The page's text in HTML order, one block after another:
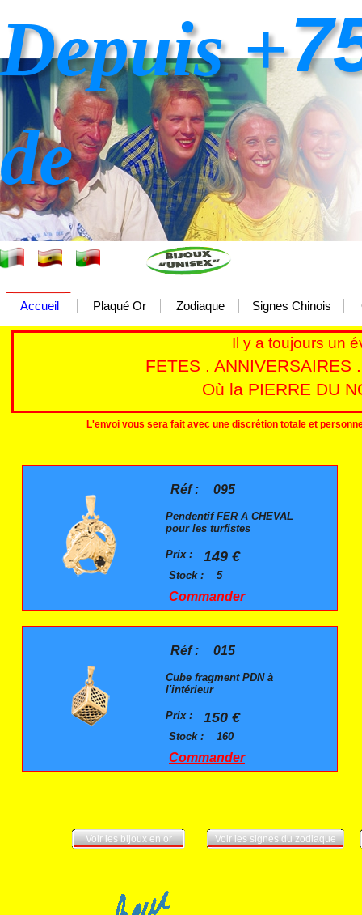
Accueil Plaqué Or Zodiaque Signes Chinois
Depuis +
de
Il y a toujours un
FETES . ANNIVERSAIRES
Où la PIERRE DU
L'envoi vous sera fait avec une discrétion totale et
Voir les bijoux en or Voir les signes du zodiaque
Réf : 095
Pendentif FER A CHEVAL
pour les turfistes
Prix : 149 €
Stock : 5
Commander
Réf : 015
Cube fragment PDN à
l'intérieur
Prix : 150 €
Stock : 160
Commander